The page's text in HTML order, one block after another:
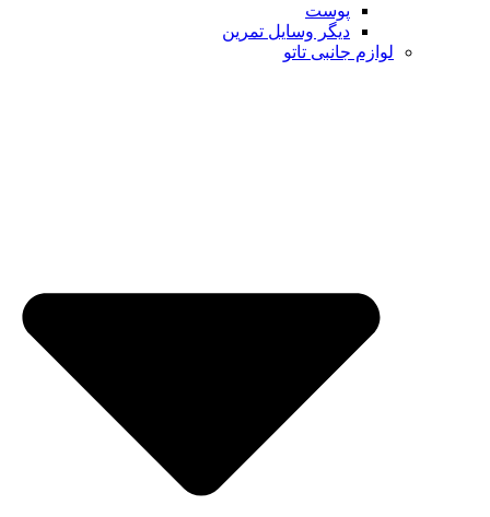
پوست
دیگر وسایل تمرین
لوازم جانبی تاتو